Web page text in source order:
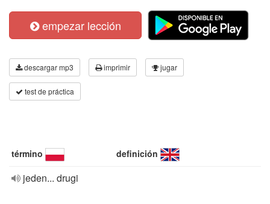
empezar lección
descargar mp3 imprimir jugar
test de práctica
término definición
jeden... drugi